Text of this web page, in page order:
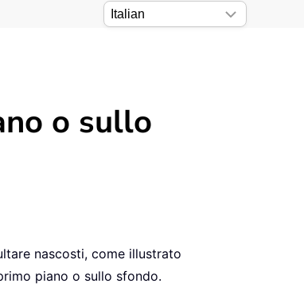
o sullo
nascosti, come illustrato
piano o sullo sfondo.